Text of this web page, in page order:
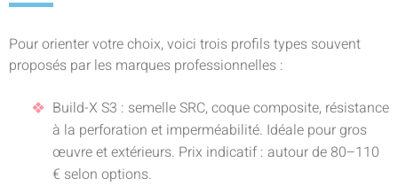
Pour orienter votre choix, voici trois profils types souvent
proposés par les marques professionnelles :
Build-X S3 : semelle SRC, coque composite, résistance
à la perforation et imperméabilité. Idéale pour gros
œuvre et extérieurs. Prix indicatif : autour de 80–110
€ selon options.